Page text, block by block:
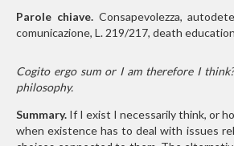
Parole chiave. Consapevolezza,
comunicazione, L. 219/217, death
Cogito ergo sum or I am therefore I
philosophy.
Summary. If I exist I necessarily think, or
when existence has to deal with issues